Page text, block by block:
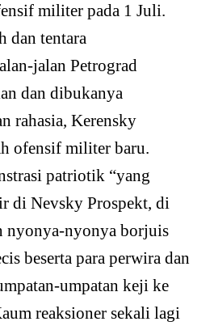
militer pada 1 Juli.
dan tentara
jalan Petrograd
dan dibukanya
rahasia, Kerensky
ofensif militer baru.
patriotik “yang
di Nevsky Prospekt, di
nyonya-nyonya borjuis
beserta para perwira dan
umpatan keji ke
reaksioner sekali lagi